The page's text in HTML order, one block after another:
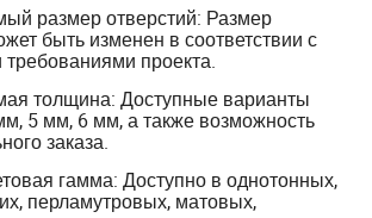
размер отверстий: Размер
быть изменен в соответствии с
требованиями проекта.
толщина: Доступные варианты
5 мм, 6 мм, а также возможность
заказа.
гамма: Доступно в однотонных,
перламутровых, матовых,